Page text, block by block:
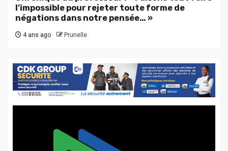
l’impossible pour rejeter toute forme de
négations dans notre pensée… »
4 ans ago Prunelle